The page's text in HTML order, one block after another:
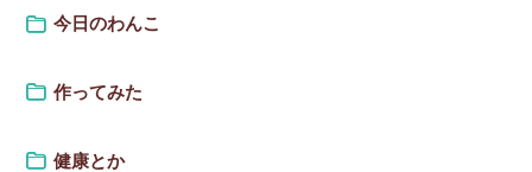
今日のわんこ
作ってみた
健康とか